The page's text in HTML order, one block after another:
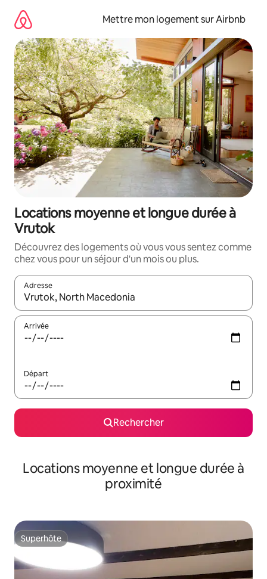
directement
contenu
Mettre mon logement sur Airbnb
Locations moyenne et longue durée à
Vrutok
Découvrez des logements où vous vous sentez comme
chez vous pour un séjour d'un mois ou plus.
Adresse
Lorsque les résultats s'affichent, utilisez les flèches vers le
Arrivée
Départ
Rechercher
Locations moyenne et longue durée à
proximité
Superhôte
Superhôte